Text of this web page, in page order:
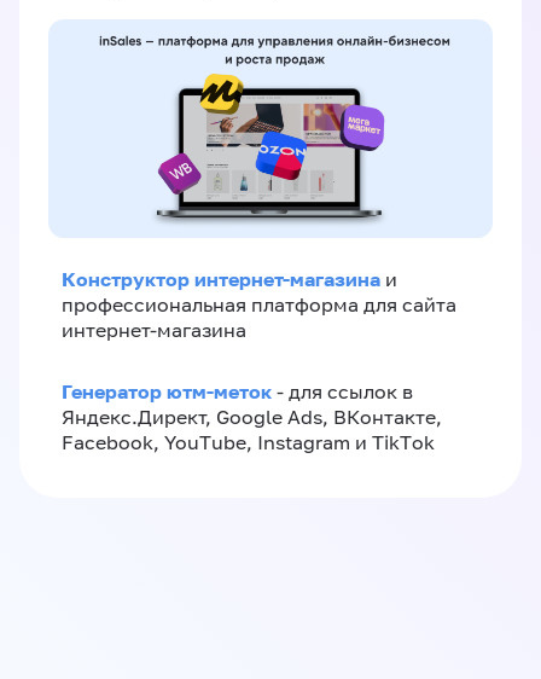
Конструктор интернет-магазина и
профессиональная платформа для сайта
интернет-магазина
Генератор ютм-меток - для ссылок в
Яндекс.Директ, Google Ads, ВКонтакте,
Facebook, YouTube, Instagram и TikTok